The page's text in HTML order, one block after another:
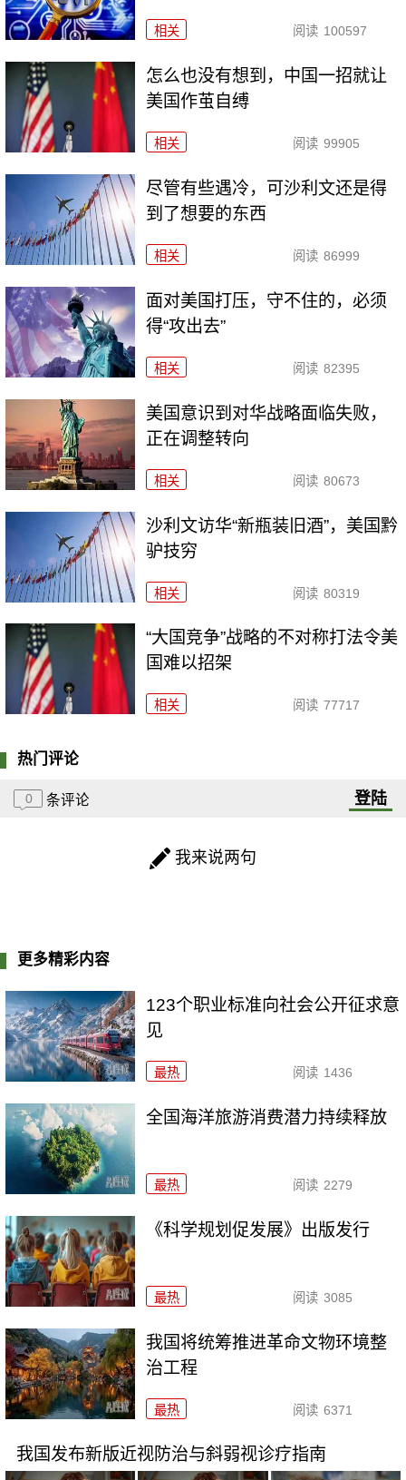
相关 阅读 100597
怎么也没有想到，中国一招就让
美国作茧自缚
相关 阅读 99905
尽管有些遇冷，可沙利文还是得
到了想要的东西
相关 阅读 86999
面对美国打压，守不住的，必须
得“攻出去”
相关 阅读 82395
美国意识到对华战略面临失败，
正在调整转向
相关 阅读 80673
沙利文访华“新瓶装旧酒”，美国黔
驴技穷
相关 阅读 80319
“大国竞争”战略的不对称打法令美
国难以招架
相关 阅读 77717
热门评论
0 条评论 登陆
我来说两句
更多精彩内容
123个职业标准向社会公开征求意
见
最热 阅读 1436
全国海洋旅游消费潜力持续释放
最热 阅读 2279
《科学规划促发展》出版发行
最热 阅读 3085
我国将统筹推进革命文物环境整
治工程
最热 阅读 6371
我国发布新版近视防治与斜弱视诊疗指南